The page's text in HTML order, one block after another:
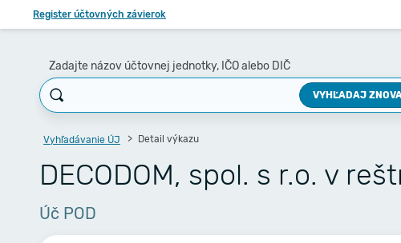
Register účtovných závierok
Zadajte názov účtovnej jednotky, IČO alebo DIČ
VYHĽADAJ
Vyhľadávanie ÚJ Detail výkazu
DECODOM, spol. s r.o. v
Úč POD